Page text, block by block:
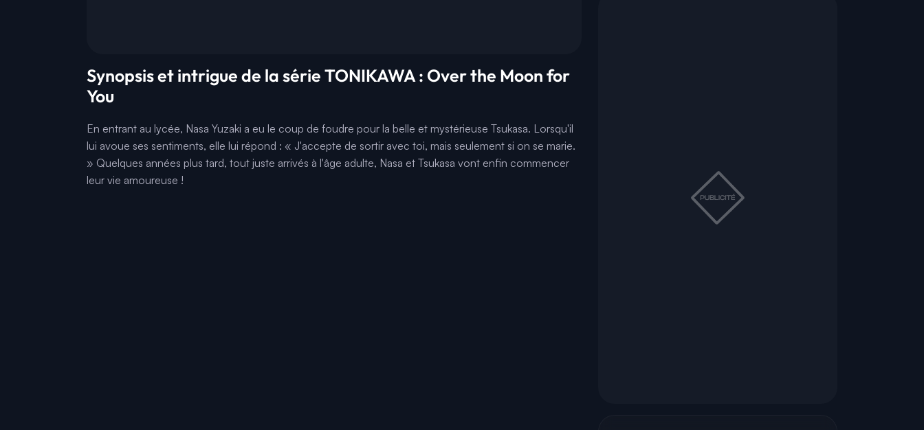
Synopsis et intrigue de la série TONIKAWA : Over the Moon for
You
En entrant au lycée, Nasa Yuzaki a eu le coup de foudre pour la belle et mystérieuse Tsukasa. Lorsqu'il
lui avoue ses sentiments, elle lui répond : « J'accepte de sortir avec toi, mais seulement si on se marie.
» Quelques années plus tard, tout juste arrivés à l'âge adulte, Nasa et Tsukasa vont enfin commencer
leur vie amoureuse !